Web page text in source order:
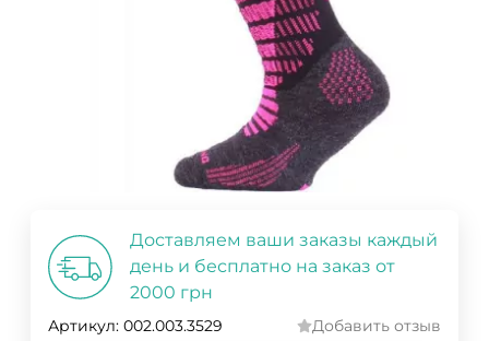
Доставляем ваши заказы каждый
день и бесплатно на заказ от
2000 грн
Артикул: 002.003.3529 Добавить отзыв